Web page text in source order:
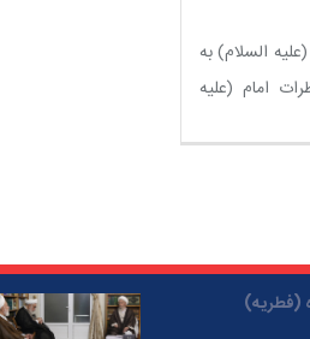
السلام) به
امام (علیه
(فطریه)